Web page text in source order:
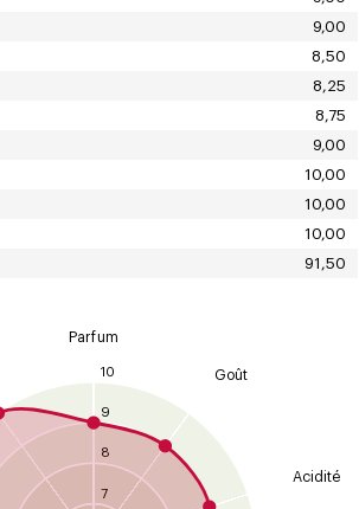
9,00
8,50
8,25
8,75
9,00
10,00
10,00
10,00
91,50
10
9
8
7
Parfum
Goût
Acidité